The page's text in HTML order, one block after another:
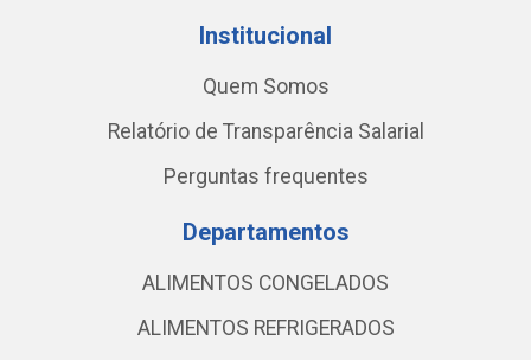
Institucional
Quem Somos
Relatório de Transparência Salarial
Perguntas frequentes
Departamentos
ALIMENTOS CONGELADOS
ALIMENTOS REFRIGERADOS